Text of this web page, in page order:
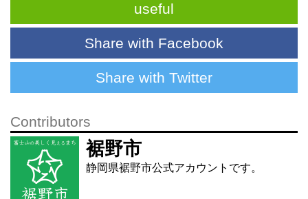
useful
Share with Facebook
Share with Twitter
Contributors
裾野市
静岡県裾野市公式アカウントです。